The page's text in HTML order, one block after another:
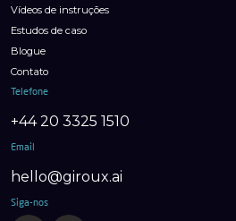
Vídeos de instruções
Estudos de caso
Blogue
Contato
Telefone
+44 20 3325 1510
Email
hello@giroux.ai
Siga-nos